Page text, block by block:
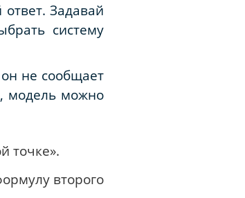
Задавай
систему
не сообщает
модель можно
точке».
второго